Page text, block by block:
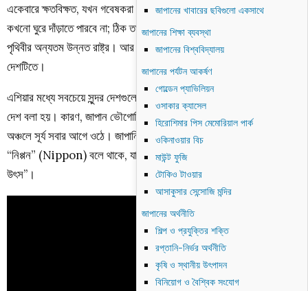
একেবারে ক্ষতবিক্ষত, যখন গবেষকরা ভবিষ্যৎবাণী করেই দিয়েছিল দেশটি আর
কখনো ঘুরে দাঁড়াতে পারবে না; ঠিক তখনই নাগরিকদের কঠোর পরিশ্রমে জাপান আজ
পৃথিবীর অন্যতম উন্নত রাষ্ট্র। আর হয়তো সে কারণেই সূর্য সবার আগে উঁকি দেয়
দেশটিতে।
এশিয়ার মধ্যে সবচেয়ে সুন্দর দেশগুলোর অন্যতম হলো জাপান। দেশটিকে সূর্যদয়ের
দেশ বলা হয়। কারণ, জাপান ভৌগোলিক দিক থেকে পূর্ব দিকে অবস্থিত, তাই এই
অঞ্চলে সূর্য সবার আগে ওঠে। জাপানিরা নিজেদেরকে “নিহোন” (Nihon) বা
“নিপ্পন” (Nippon) বলে থাকে, যার অর্থ হলো “সূর্য উদয়ের স্থান” বা ‘’সূর্যের
উৎস’’।
জাপানের খাবারের ছবিগুলো একসাথে
জাপানের শিক্ষা ব্যবস্থা
জাপানের বিশ্ববিদ্যালয়
জাপানের পর্যটন আকর্ষণ
গোল্ডেন প্যাভিলিয়ন
ওসাকার ক্যাসেল
হিরোশিমার পিস মেমোরিয়াল পার্ক
ওকিনাওয়ার বিচ
মাউন্ট ফুজি
টোকিও টাওয়ার
আসাকুসার সেন্সোজি মন্দির
জাপানের অর্থনীতি
শিল্প ও প্রযুক্তির শক্তি
রপ্তানি-নির্ভর অর্থনীতি
কৃষি ও স্থানীয় উৎপাদন
বিনিয়োগ ও বৈশ্বিক সংযোগ